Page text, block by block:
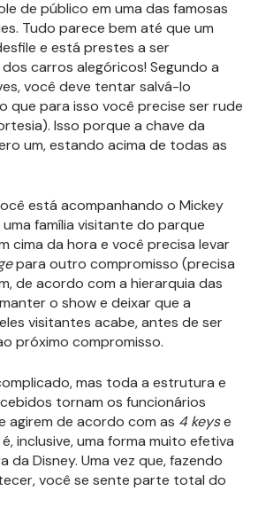
de público em uma das famosas
Tudo parece bem até que um
e está prestes a ser
carros alegóricos! Segundo a
você deve tentar salvá-lo
que para isso você precise ser rude
Isso porque a chave da
um, estando acima de todas as
está acompanhando o Mickey
família visitante do parque
cima da hora e você precisa levar
para outro compromisso (precisa
de acordo com a hierarquia das
o show e deixar que a
visitantes acabe, antes de ser
próximo compromisso.
mas toda a estrutura e
tornam os funcionários
agirem de acordo com as 4 keyse
inclusive, uma forma muito efetiva
da Disney. Uma vez que, fazendo
você se sente parte total do